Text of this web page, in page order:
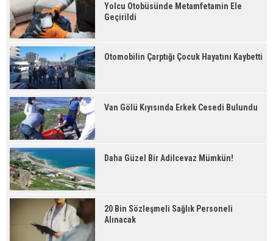
Yolcu Otobüsünde Metamfetamin Ele
Geçirildi
Otomobilin Çarptığı Çocuk Hayatını Kaybetti
Van Gölü Kıyısında Erkek Cesedi Bulundu
Daha Güzel Bir Adilcevaz Mümkün!
20 Bin Sözleşmeli Sağlık Personeli
Alınacak